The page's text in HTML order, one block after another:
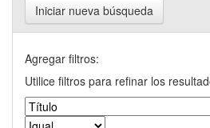
Iniciar nueva búsqueda
Agregar filtros:
Utilice filtros para refinar los